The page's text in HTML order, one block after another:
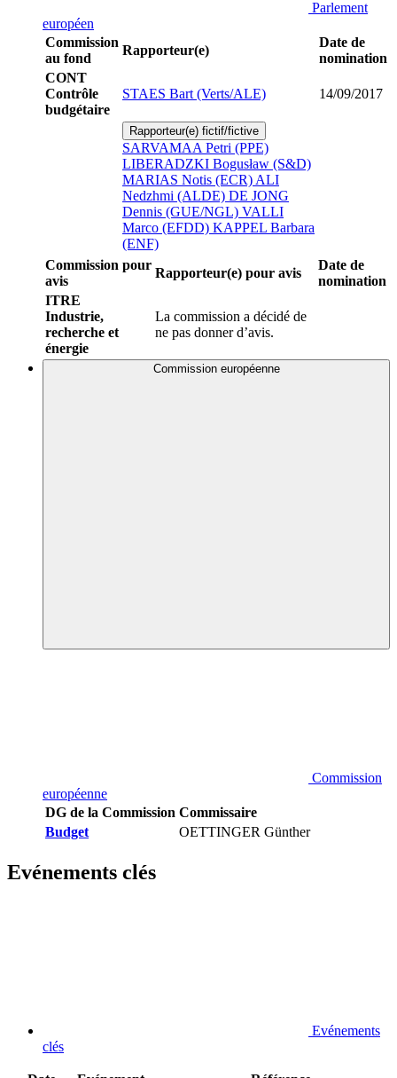
Parlement
européen
Commission
au fond
Rapporteur(e)
Date de
nomination
CONT
Contrôle
budgétaire
STAES Bart (Verts/ALE) 14/09/2017
Rapporteur(e) fictif/fictive
SARVAMAA Petri (PPE)
LIBERADZKI Bogusław (S&D)
MARIAS Notis (ECR) ALI
Nedzhmi (ALDE) DE JONG
Dennis (GUE/NGL) VALLI
Marco (EFDD) KAPPEL Barbara
(ENF)
Commission pour
avis
Rapporteur(e) pour avis
Date de
nomination
ITRE
Industrie,
recherche et
énergie
La commission a décidé de
ne pas donner d’avis.
Commission européenne
Commission
européenne
DG de la Commission Commissaire
Budget
OETTINGER Günther
Evénements clés
Evénements
clés